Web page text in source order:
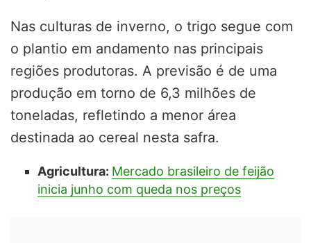
Nas culturas de inverno, o trigo segue com
o plantio em andamento nas principais
regiões produtoras. A previsão é de uma
produção em torno de 6,3 milhões de
toneladas, refletindo a menor área
destinada ao cereal nesta safra.
Agricultura: Mercado brasileiro de feijão
inicia junho com queda nos preços